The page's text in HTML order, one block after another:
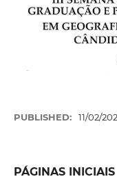
PUBLISHED: 11/02/
PÁGINAS INICIAIS